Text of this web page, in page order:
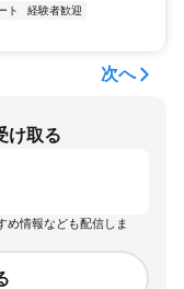
ト
経験者歓迎
次へ
け取る
め情報なども配信しま